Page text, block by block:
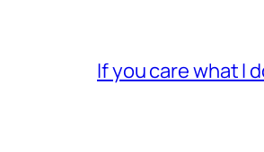
If you care what I